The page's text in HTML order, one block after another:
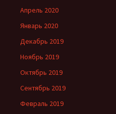
Апрель 2020
Январь 2020
Декабрь 2019
Ноябрь 2019
Октябрь 2019
Сентябрь 2019
Февраль 2019